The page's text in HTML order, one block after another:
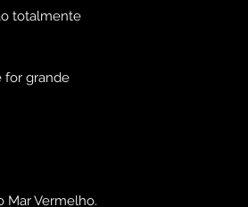
totalmente
for grande
Mar Vermelho.